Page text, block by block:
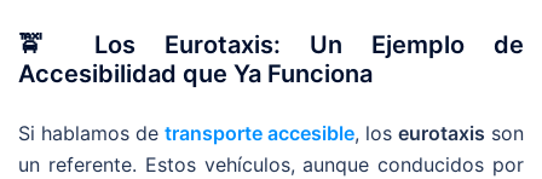
🚖 Los Eurotaxis: Un Ejemplo de
Accesibilidad que Ya Funciona
Si hablamos de transporte accesible, los eurotaxis son
un referente. Estos vehículos, aunque conducidos por